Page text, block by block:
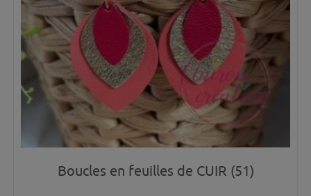
Boucles en feuilles de CUIR (51)